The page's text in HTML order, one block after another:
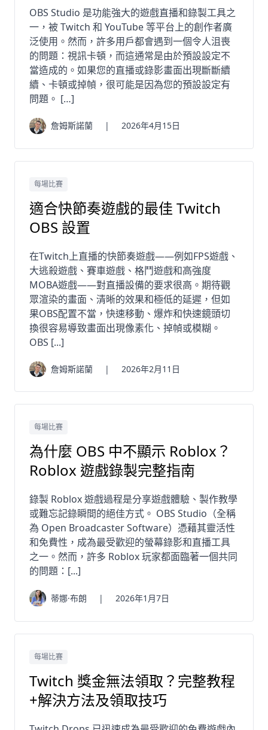
OBS Studio 是功能強大的遊戲直播和錄製工具之
一，被 Twitch 和 YouTube 等平台上的創作者廣
泛使用。然而，許多用戶都會遇到一個令人沮喪
的問題：視訊卡頓，而這通常是由於預設設定不
當造成的。如果您的直播或錄影畫面出現斷斷續
續、卡頓或掉幀，很可能是因為您的預設設定有
問題。 […]
詹姆斯諾蘭 | 2026年4月15日
每場比賽
適合快節奏遊戲的最佳 Twitch
OBS 設置
在Twitch上直播的快節奏遊戲——例如FPS遊戲、
大逃殺遊戲、賽車遊戲、格鬥遊戲和高強度
MOBA遊戲——對直播設備的要求很高。期待觀
眾渲染的畫面、清晰的效果和極低的延遲，但如
果OBS配置不當，快速移動、爆炸和快速鏡頭切
換很容易導致畫面出現像素化、掉幀或模糊。
OBS [...]
詹姆斯諾蘭 | 2026年2月11日
每場比賽
為什麼 OBS 中不顯示 Roblox？
Roblox 遊戲錄製完整指南
錄製 Roblox 遊戲過程是分享遊戲體驗、製作教學
或難忘記錄瞬間的絕佳方式。 OBS Studio（全稱
為 Open Broadcaster Software）憑藉其靈活性
和免費性，成為最受歡迎的螢幕錄影和直播工具
之一。然而，許多 Roblox 玩家都面臨著一個共同
的問題：[...]
蒂娜·布朗 | 2026年1月7日
每場比賽
Twitch 獎金無法領取？完整教程
+解決方法及領取技巧